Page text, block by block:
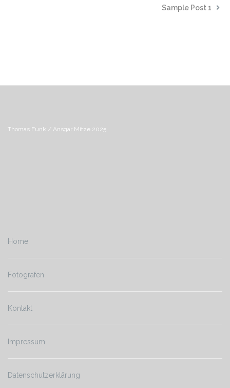
Sample Post 1
Thomas Funk / Ansgar Mitze 2025
Home
Fotografen
Kontakt
Impressum
Datenschutzerklärung